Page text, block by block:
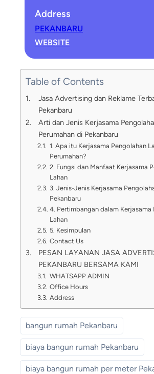
Address
PEKANBARU
WEBSITE
Table of Contents
Jasa Advertising dan Reklame
Pekanbaru
Arti dan Jenis Kerjasama
Perumahan di Pekanbaru
1. Apa itu Kerjasama Pengolahan
Perumahan?
2. Fungsi dan Manfaat Kerjasama
Lahan
3. Jenis-Jenis Kerjasama
Pekanbaru
4. Pertimbangan dalam Kerjasama
Lahan
5. Kesimpulan
Contact Us
PESAN LAYANAN JASA
PEKANBARU BERSAMA KAMI
WHATSAPP ADMIN
Office Hours
Address
bangun rumah Pekanbaru
biaya bangun rumah Pekanbaru
biaya bangun rumah per meter